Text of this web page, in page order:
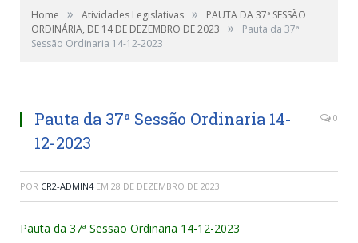
Home » Atividades Legislativas »
PAUTA DA 37ª SESSÃO
ORDINÁRIA, DE 14 DE DEZEMBRO DE 2023
»
Pauta da 37ª
Sessão Ordinaria 14-12-2023
Pauta da 37ª Sessão Ordinaria 14-
12-2023
0
POR CR2-ADMIN4 EM 28 DE DEZEMBRO DE 2023
Pauta da 37ª Sessão Ordinaria 14-12-2023